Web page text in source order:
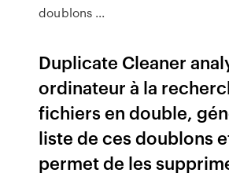
doublons ...
Duplicate Cleaner
ordinateur à la
fichiers en double,
liste de ces doublons
permet de les